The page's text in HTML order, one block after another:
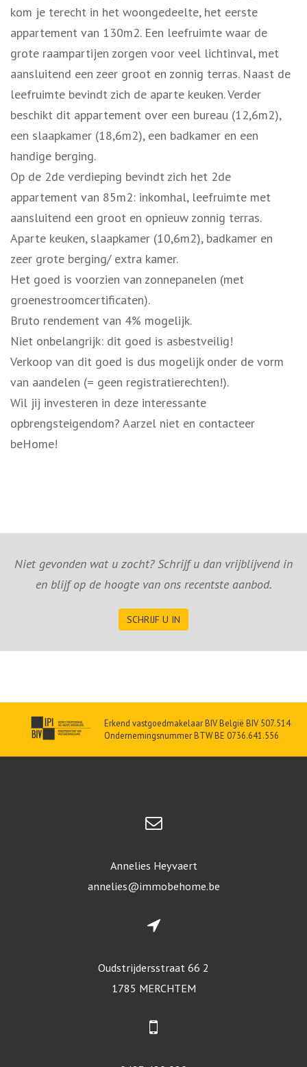
kom je terecht in het woongedeelte, het eerste
appartement van 130m2. Een leefruimte waar de
grote raampartijen zorgen voor veel lichtinval, met
aansluitend een zeer groot en zonnig terras. Naast de
leefruimte bevindt zich de aparte keuken. Verder
beschikt dit appartement over een bureau (12,6m2),
een slaapkamer (18,6m2), een badkamer en een
handige berging.
Op de 2de verdieping bevindt zich het 2de
appartement van 85m2: inkomhal, leefruimte met
aansluitend een groot en opnieuw zonnig terras.
Aparte keuken, slaapkamer (10,6m2), badkamer en
zeer grote berging/ extra kamer.
Het goed is voorzien van zonnepanelen (met
groenestroomcertificaten).
Bruto rendement van 4% mogelijk.
Niet onbelangrijk: dit goed is asbestveilig!
Verkoop van dit goed is dus mogelijk onder de vorm
van aandelen (= geen registratierechten!).
Wil jij investeren in deze interessante
opbrengsteigendom? Aarzel niet en contacteer
beHome!
Niet gevonden wat u zocht? Schrijf u dan vrijblijvend in
en blijf op de hoogte van ons recentste aanbod.
SCHRIJF U IN
Erkend vastgoedmakelaar BIV België BIV 507.514
Ondernemingsnummer BTW BE 0736.641.556
Annelies Heyvaert
annelies@immobehome.be
Oudstrijdersstraat 66 2
1785 MERCHTEM